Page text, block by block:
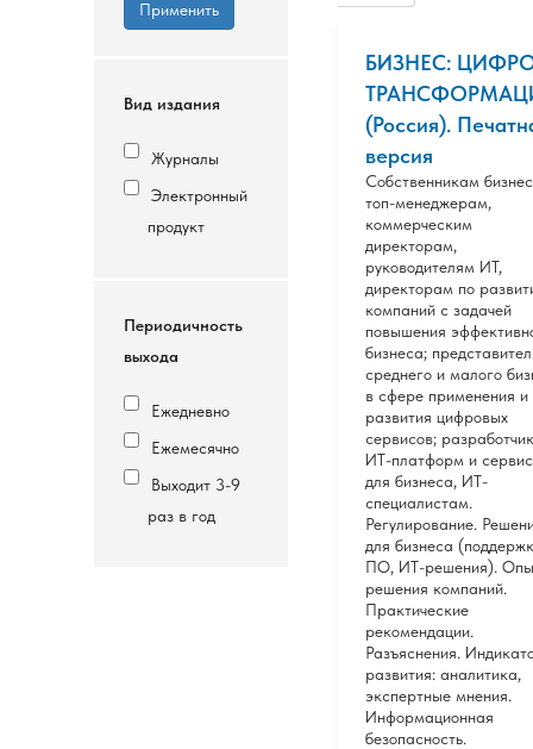
Вид издания
Журналы
Электронный
продукт
Периодичность
выхода
Ежедневно
Ежемесячно
Выходит 3-9
раз в год
БИЗНЕС:
(Россия).
версия
Собственникам
топ-менеджерам,
коммерческим
директорам,
руководителям ИТ,
директорам по
компаний с задачей
повышения
бизнеса;
среднего и малого
в сфере применения и
развития цифровых
сервисов;
ИТ-платформ и
для бизнеса, ИТ-
специалистам.
Регулирование.
для бизнеса
ПО, ИТ-решения).
решения компаний.
Практические
рекомендации.
Разъяснения.
развития: аналитика,
экспертные мнения.
Информационная
безопасность.